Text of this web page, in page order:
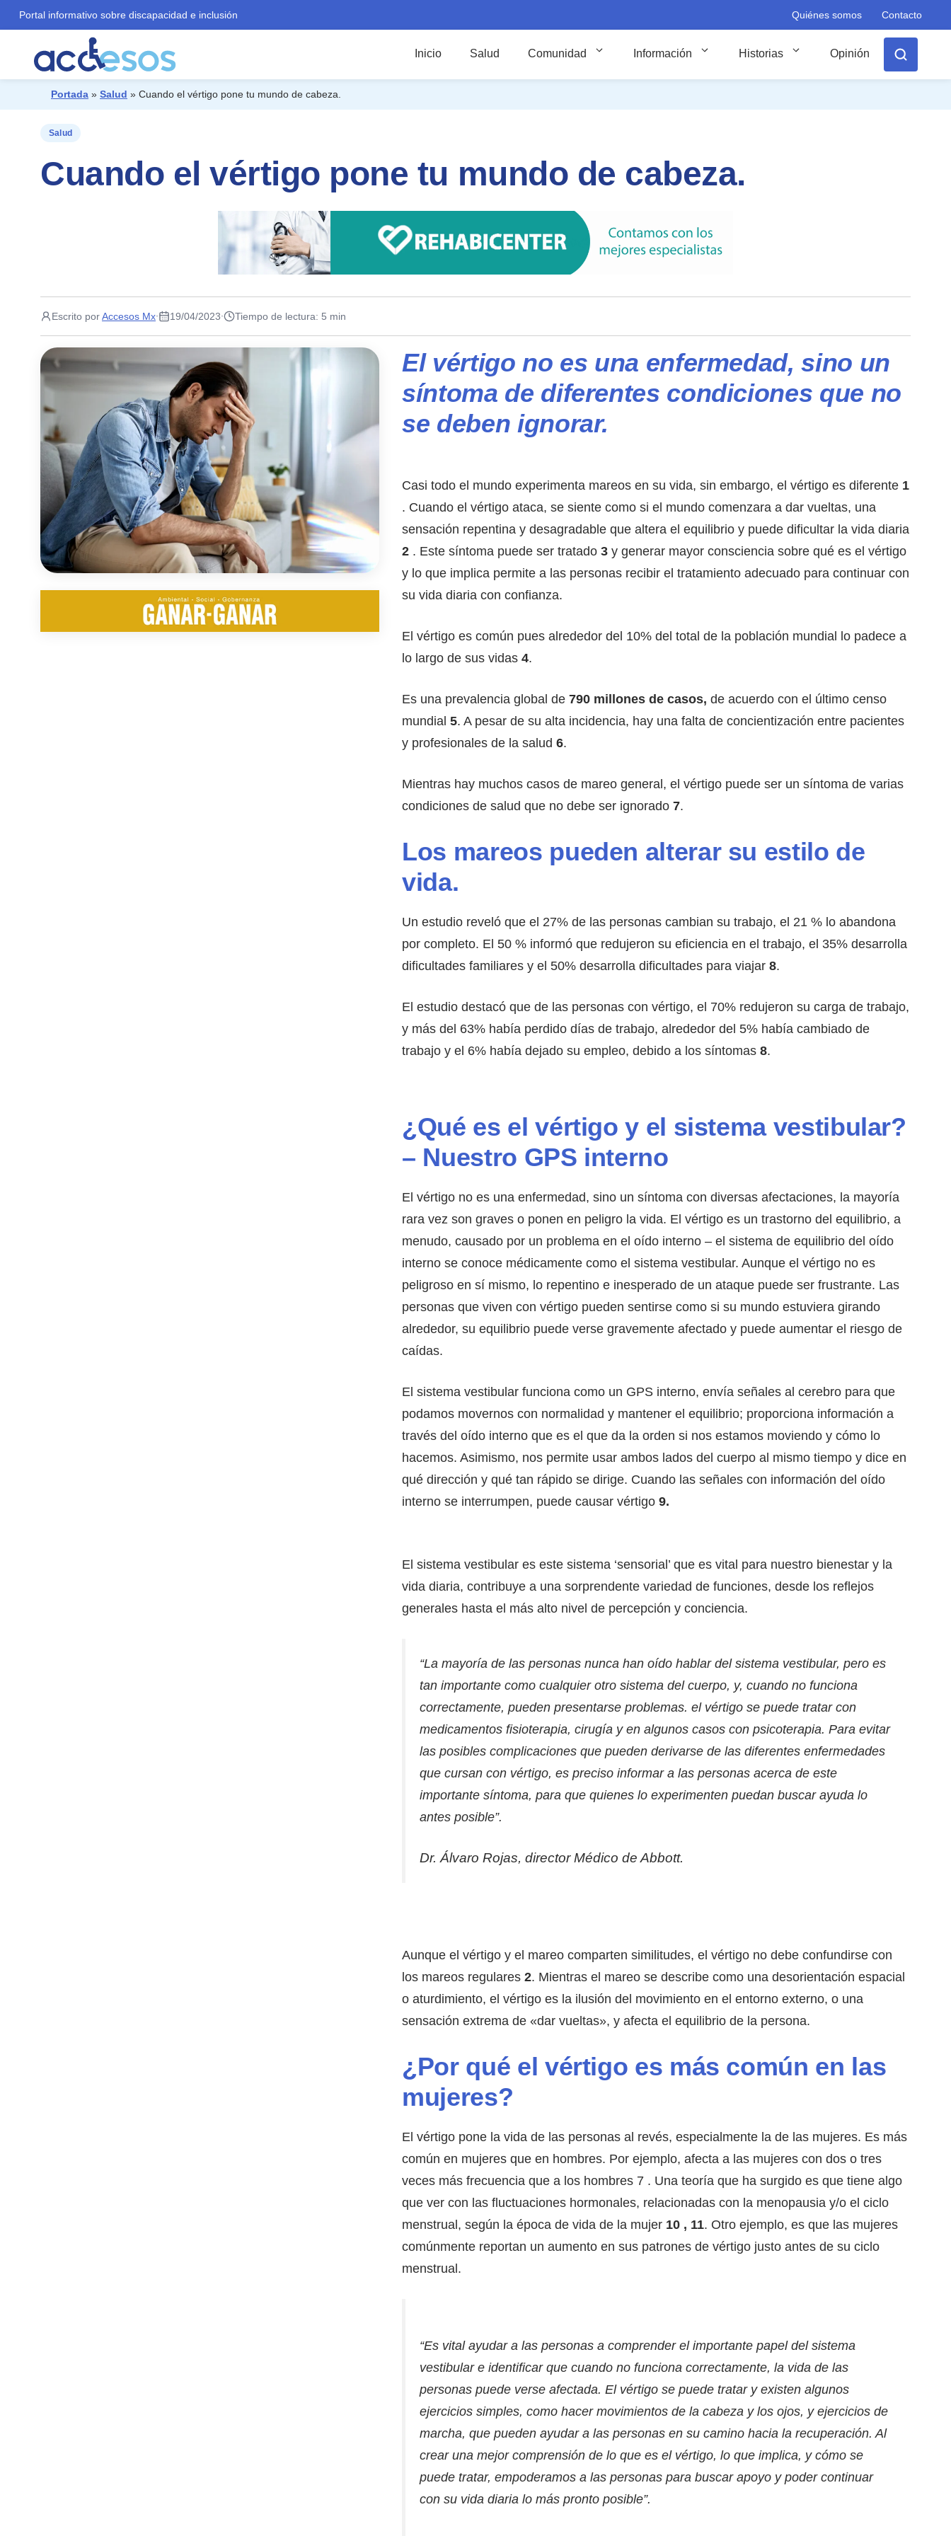
Portal informativo sobre discapacidad e inclusión Quiénes somos Contacto
Inicio Salud Comunidad Información Historias Opinión
¿Qué buscas?
Portada » Salud » Cuando el vértigo pone tu mundo de cabeza.
Salud
Cuando el vértigo pone tu mundo de cabeza.
Escrito porAccesos Mx· 19/04/2023· Tiempo de lectura: 5 min
El vértigo no es una enfermedad, sino un
síntoma de diferentes condiciones que no
se deben ignorar.
Casi todo el mundo experimenta mareos en su vida, sin embargo, el vértigo es diferente 1
. Cuando el vértigo ataca, se siente como si el mundo comenzara a dar vueltas, una
sensación repentina y desagradable que altera el equilibrio y puede dificultar la vida diaria
2 . Este síntoma puede ser tratado3 y generar mayor consciencia sobre qué es el vértigo
y lo que implica permite a las personas recibir el tratamiento adecuado para continuar con
su vida diaria con confianza.
El vértigo es común pues alrededor del 10% del total de la población mundial lo padece a
lo largo de sus vidas4.
Es una prevalencia global de790 millones de casos, de acuerdo con el último censo
mundial5. A pesar de su alta incidencia, hay una falta de concientización entre pacientes
y profesionales de la salud6.
Mientras hay muchos casos de mareo general, el vértigo puede ser un síntoma de varias
condiciones de salud que no debe ser ignorado7.
Los mareos pueden alterar su estilo de
vida.
Un estudio reveló que el 27% de las personas cambian su trabajo, el 21 % lo abandona
por completo. El 50 % informó que redujeron su eficiencia en el trabajo, el 35% desarrolla
dificultades familiares y el 50% desarrolla dificultades para viajar 8.
El estudio destacó que de las personas con vértigo, el 70% redujeron su carga de trabajo,
y más del 63% había perdido días de trabajo, alrededor del 5% había cambiado de
trabajo y el 6% había dejado su empleo, debido a los síntomas 8.
¿Qué es el vértigo y el sistema vestibular?
– Nuestro GPS interno
El vértigo no es una enfermedad, sino un síntoma con diversas afectaciones, la mayoría
rara vez son graves o ponen en peligro la vida. El vértigo es un trastorno del equilibrio, a
menudo, causado por un problema en el oído interno – el sistema de equilibrio del oído
interno se conoce médicamente como el sistema vestibular. Aunque el vértigo no es
peligroso en sí mismo, lo repentino e inesperado de un ataque puede ser frustrante. Las
personas que viven con vértigo pueden sentirse como si su mundo estuviera girando
alrededor, su equilibrio puede verse gravemente afectado y puede aumentar el riesgo de
caídas.
El sistema vestibular funciona como un GPS interno, envía señales al cerebro para que
podamos movernos con normalidad y mantener el equilibrio; proporciona información a
través del oído interno que es el que da la orden si nos estamos moviendo y cómo lo
hacemos. Asimismo, nos permite usar ambos lados del cuerpo al mismo tiempo y dice en
qué dirección y qué tan rápido se dirige. Cuando las señales con información del oído
interno se interrumpen, puede causar vértigo9.
El sistema vestibular es este sistema ‘sensorial’ que es vital para nuestro bienestar y la
vida diaria, contribuye a una sorprendente variedad de funciones, desde los reflejos
generales hasta el más alto nivel de percepción y conciencia.
“La mayoría de las personas nunca han oído hablar del sistema vestibular, pero es
tan importante como cualquier otro sistema del cuerpo, y, cuando no funciona
correctamente, pueden presentarse problemas. el vértigo se puede tratar con
medicamentos fisioterapia, cirugía y en algunos casos con psicoterapia. Para evitar
las posibles complicaciones que pueden derivarse de las diferentes enfermedades
que cursan con vértigo, es preciso informar a las personas acerca de este
importante síntoma, para que quienes lo experimenten puedan buscar ayuda lo
antes posible”.
Dr. Álvaro Rojas, director Médico de Abbott.
Aunque el vértigo y el mareo comparten similitudes, el vértigo no debe confundirse con
los mareos regulares 2. Mientras el mareo se describe como una desorientación espacial
o aturdimiento, el vértigo es la ilusión del movimiento en el entorno externo, o una
sensación extrema de «dar vueltas», y afecta el equilibrio de la persona.
¿Por qué el vértigo es más común en las
mujeres?
El vértigo pone la vida de las personas al revés, especialmente la de las mujeres. Es más
común en mujeres que en hombres. Por ejemplo, afecta a las mujeres con dos o tres
veces más frecuencia que a los hombres 7 . Una teoría que ha surgido es que tiene algo
que ver con las fluctuaciones hormonales, relacionadas con la menopausia y/o el ciclo
menstrual, según la época de vida de la mujer 10 , 11. Otro ejemplo, es que las mujeres
comúnmente reportan un aumento en sus patrones de vértigo justo antes de su ciclo
menstrual.
“Es vital ayudar a las personas a comprender el importante papel del sistema
vestibular e identificar que cuando no funciona correctamente, la vida de las
personas puede verse afectada. El vértigo se puede tratar y existen algunos
ejercicios simples, como hacer movimientos de la cabeza y los ojos, y ejercicios de
marcha, que pueden ayudar a las personas en su camino hacia la recuperación. Al
crear una mejor comprensión de lo que es el vértigo, lo que implica, y cómo se
puede tratar, empoderamos a las personas para buscar apoyo y poder continuar
con su vida diaria lo más pronto posible”.